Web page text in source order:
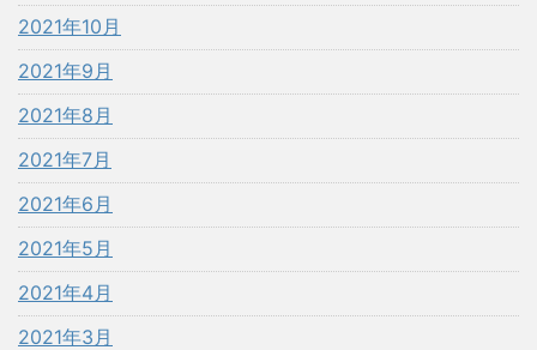
2021年10月
2021年9月
2021年8月
2021年7月
2021年6月
2021年5月
2021年4月
2021年3月